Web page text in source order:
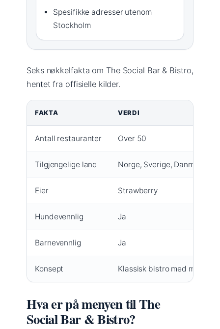
Spesifikke adresser utenom
Stockholm
Seks nøkkelfakta om The Social Bar & Bistro,
hentet fra offisielle kilder.
FAKTA VERDI
Antall restauranter Over 50
Tilgjengelige land Norge, Sverige, Danmark,
Eier Strawberry
Hundevennlig Ja
Barnevennlig Ja
Konsept Klassisk bistro med
Hva er på menyen til The
Social Bar & Bistro?